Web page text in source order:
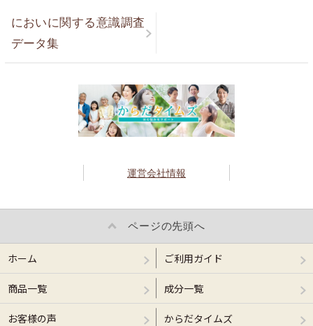
においに関する意識調査
データ集
運営会社情報
ページの先頭へ
ホーム ご利用ガイド
商品一覧 成分一覧
お客様の声 からだタイムズ